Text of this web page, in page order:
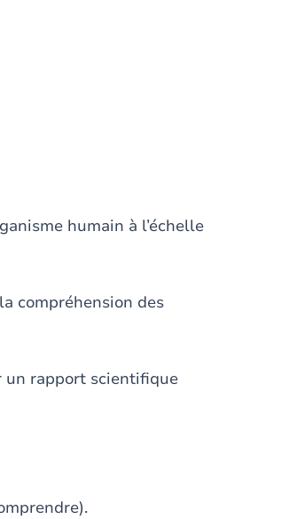
humain à l’échelle
compréhension des
un rapport scientifique